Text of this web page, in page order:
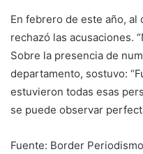
En febrero de este año, al
rechazó las acusaciones.
Sobre la presencia de
departamento, sostuvo:
estuvieron todas esas
se puede observar
Fuente: Border Periodismo